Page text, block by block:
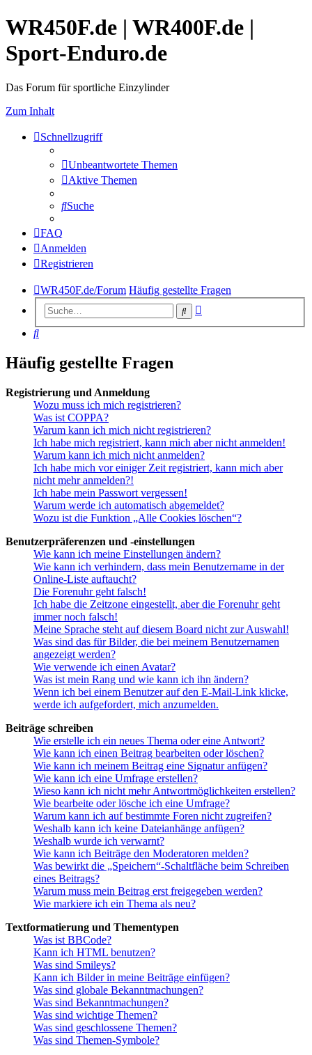
WR450F.de | WR400F.de |
Sport-Enduro.de
Das Forum für sportliche Einzylinder
Zum Inhalt
Schnellzugriff
Unbeantwortete Themen
Aktive Themen
Suche
FAQ
Anmelden
Registrieren
WR450F.de/Forum Häufig gestellte Fragen
Suche
Suche
Häufig gestellte Fragen
Registrierung und Anmeldung
Wozu muss ich mich registrieren?
Was ist COPPA?
Warum kann ich mich nicht registrieren?
Ich habe mich registriert, kann mich aber nicht anmelden!
Warum kann ich mich nicht anmelden?
Ich habe mich vor einiger Zeit registriert, kann mich aber
nicht mehr anmelden?!
Ich habe mein Passwort vergessen!
Warum werde ich automatisch abgemeldet?
Wozu ist die Funktion „Alle Cookies löschen“?
Benutzerpräferenzen und -einstellungen
Wie kann ich meine Einstellungen ändern?
Wie kann ich verhindern, dass mein Benutzername in der
Online-Liste auftaucht?
Die Forenuhr geht falsch!
Ich habe die Zeitzone eingestellt, aber die Forenuhr geht
immer noch falsch!
Meine Sprache steht auf diesem Board nicht zur Auswahl!
Was sind das für Bilder, die bei meinem Benutzernamen
angezeigt werden?
Wie verwende ich einen Avatar?
Was ist mein Rang und wie kann ich ihn ändern?
Wenn ich bei einem Benutzer auf den E-Mail-Link klicke,
werde ich aufgefordert, mich anzumelden.
Beiträge schreiben
Wie erstelle ich ein neues Thema oder eine Antwort?
Wie kann ich einen Beitrag bearbeiten oder löschen?
Wie kann ich meinem Beitrag eine Signatur anfügen?
Wie kann ich eine Umfrage erstellen?
Wieso kann ich nicht mehr Antwortmöglichkeiten erstellen?
Wie bearbeite oder lösche ich eine Umfrage?
Warum kann ich auf bestimmte Foren nicht zugreifen?
Weshalb kann ich keine Dateianhänge anfügen?
Weshalb wurde ich verwarnt?
Wie kann ich Beiträge den Moderatoren melden?
Was bewirkt die „Speichern“-Schaltfläche beim Schreiben
eines Beitrags?
Warum muss mein Beitrag erst freigegeben werden?
Wie markiere ich ein Thema als neu?
Textformatierung und Thementypen
Was ist BBCode?
Kann ich HTML benutzen?
Was sind Smileys?
Kann ich Bilder in meine Beiträge einfügen?
Was sind globale Bekanntmachungen?
Was sind Bekanntmachungen?
Was sind wichtige Themen?
Was sind geschlossene Themen?
Was sind Themen-Symbole?